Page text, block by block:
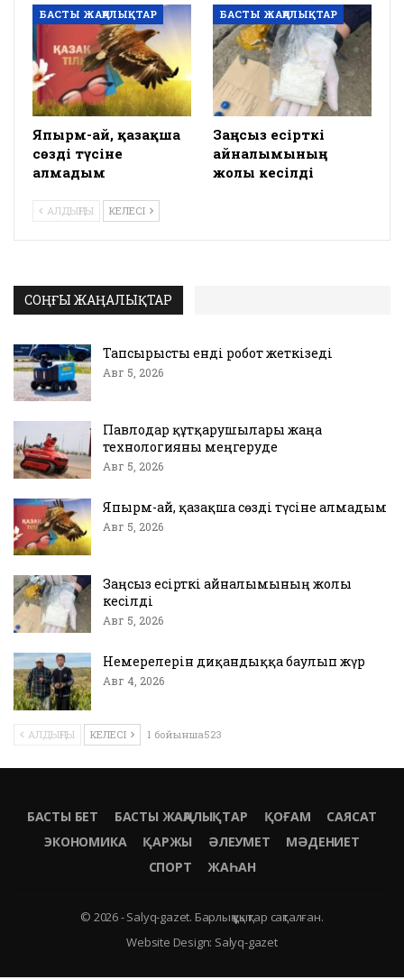
БАСТЫ ЖАҢАЛЫҚТАР
Япырм-ай, қазақша
сөзді түсіне
алмадым
БАСТЫ ЖАҢАЛЫҚТАР
Заңсыз есірткі
айналымының
жолы кесілді
АЛДЫҢҒЫ КЕЛЕСІ
СОҢҒЫ ЖАҢАЛЫҚТАР
Тапсырысты енді робот жеткізеді
Авг 5, 2026
Павлодар құтқарушылары жаңа
технологияны меңгеруде
Авг 5, 2026
Япырм-ай, қазақша сөзді түсіне алмадым
Авг 5, 2026
Заңсыз есірткі айналымының жолы
кесілді
Авг 5, 2026
Немерелерін диқандыққа баулып жүр
Авг 4, 2026
АЛДЫҢҒЫ КЕЛЕСІ 1 бойынша523
БАСТЫ БЕТ БАСТЫ ЖАҢАЛЫҚТАР ҚОҒАМ
САЯСАТ
ЭКОНОМИКА
ҚАРЖЫ ӘЛЕУМЕТ
МӘДЕНИЕТ
СПОРТ
ЖАҺАН
© 2026 - Salyq-gazet. Барлық құқықтар сақталған.
Website Design: Salyq-gazet